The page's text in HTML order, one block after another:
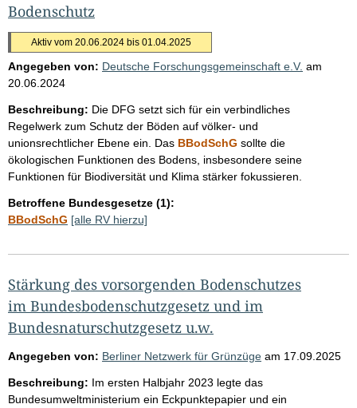
Bodenschutz
Aktiv vom 20.06.2024 bis 01.04.2025
Angegeben von: Deutsche Forschungsgemeinschaft e.V. am
20.06.2024
Beschreibung: Die DFG setzt sich für ein verbindliches
Regelwerk zum Schutz der Böden auf völker- und
unionsrechtlicher Ebene ein. Das BBodSchG sollte die
ökologischen Funktionen des Bodens, insbesondere seine
Funktionen für Biodiversität und Klima stärker fokussieren.
Betroffene Bundesgesetze (1):
BBodSchG [alle RV hierzu]
Stärkung des vorsorgenden Bodenschutzes
im Bundesbodenschutzgesetz und im
Bundesnaturschutzgesetz u.w.
Angegeben von: Berliner Netzwerk für Grünzüge am 17.09.2025
Beschreibung: Im ersten Halbjahr 2023 legte das
Bundesumweltministerium ein Eckpunktepapier und ein